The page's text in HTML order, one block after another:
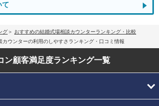
て
グ
おすすめの結婚式場相談カウンターランキング・比較
カウンターの利用のしやすさランキング・口コミ情報
ン顧客満足度ランキング一覧